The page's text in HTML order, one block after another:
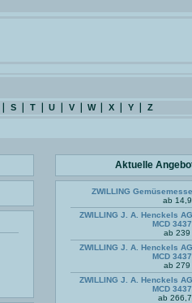
S T U V W X Y Z
Aktuelle
ZWILLING
ab
ZWILLING J. A. Henckels
MCD
ab 239
ZWILLING J. A. Henckels
MCD
ab 279
ZWILLING J. A. Henckels
MCD
ab